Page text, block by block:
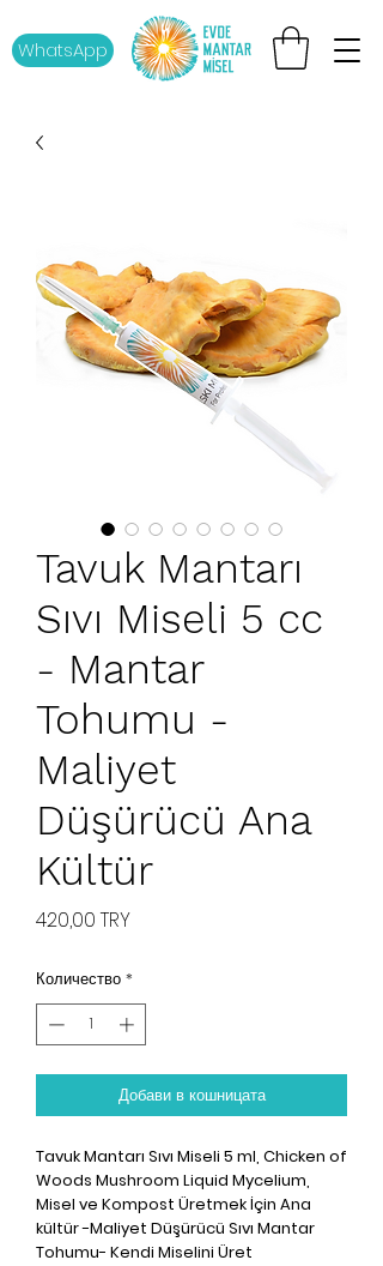
WhatsApp
Tavuk Mantarı
Sıvı Miseli 5 cc
- Mantar
Tohumu -
Maliyet
Düşürücü Ana
Kültür
420,00 TRYЦена
Количество *
Добави в кошницата
Tavuk Mantarı Sıvı Miseli 5 ml, Chicken of
Woods Mushroom Liquid Mycelium,
Misel ve Kompost Üretmek İçin Ana
kültür -Maliyet Düşürücü Sıvı Mantar
Tohumu- Kendi Miselini Üret